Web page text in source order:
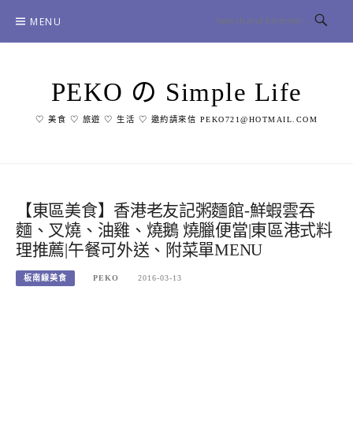
content
MENU
PEKO の Simple Life
♡ 美食 ♡ 旅遊 ♡ 生活 ♡ 邀約請來信 PEKO721@HOTMAIL.COM
【東區美食】香港老友記粥麵館-鮮蝦雲吞
麵、叉燒、油雞、燒鵝 燒臘便當|東區港式料
理推薦|午餐可外送、附菜單MENU
板南線美食 PEKO 2016-03-13